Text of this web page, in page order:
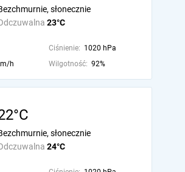
23°C
słonecznie
Ciśnienie: 1020 hPa
h Wilgotność: 92%
24°C
słonecznie